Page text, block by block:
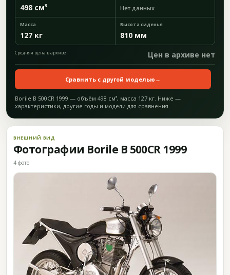
498 см³ Нет данных
Масса
127 кг
Высота сиденья
810 мм
Средняя цена в архиве Цен в архиве нет
Сравнить с другой моделью →
Borile B 500CR 1999 — объём 498 см³, масса 127 кг. Ниже —
характеристики, другие годы и модели для сравнения.
ВНЕШНИЙ ВИД
Фотографии Borile B 500CR 1999
4 фото